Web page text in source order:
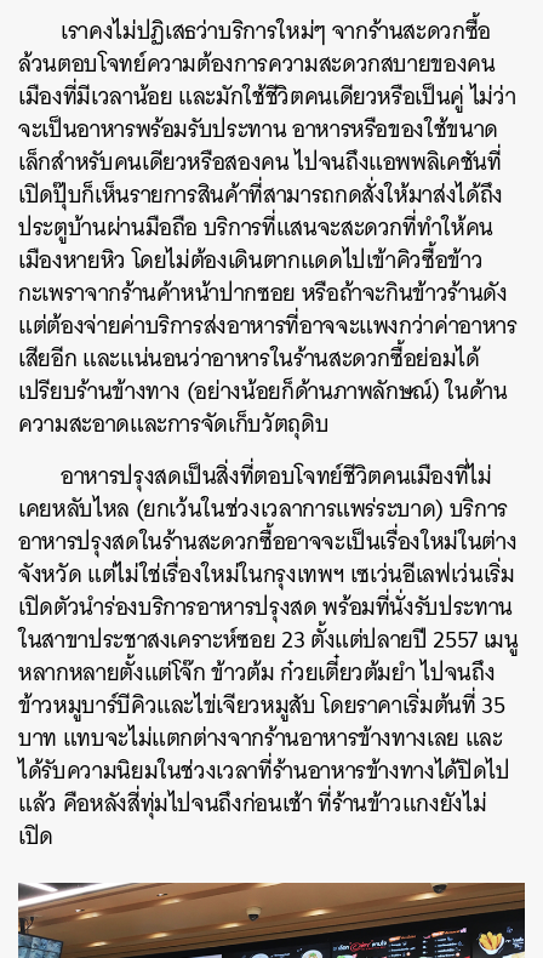
เราคงไม่ปฏิเสธว่าบริการใหม่ๆ จากร้านสะดวกซื้อ
ล้วนตอบโจทย์ความต้องการความสะดวกสบายของคน
เมืองที่มีเวลาน้อย และมักใช้ชีวิตคนเดียวหรือเป็นคู่ ไม่ว่า
จะเป็นอาหารพร้อมรับประทาน อาหารหรือของใช้ขนาด
เล็กสำหรับคนเดียวหรือสองคน ไปจนถึงแอพพลิเคชันที่
เปิดปุ๊บก็เห็นรายการสินค้าที่สามารถกดสั่งให้มาส่งได้ถึง
ประตูบ้านผ่านมือถือ บริการที่แสนจะสะดวกที่ทำให้คน
เมืองหายหิว โดยไม่ต้องเดินตากแดดไปเข้าคิวซื้อข้าว
กะเพราจากร้านค้าหน้าปากซอย หรือถ้าจะกินข้าวร้านดัง
แต่ต้องจ่ายค่าบริการส่งอาหารที่อาจจะแพงกว่าค่าอาหาร
เสียอีก และแน่นอนว่าอาหารในร้านสะดวกซื้อย่อมได้
เปรียบร้านข้างทาง (อย่างน้อยก็ด้านภาพลักษณ์) ในด้าน
ความสะอาดและการจัดเก็บวัตถุดิบ
อาหารปรุงสดเป็นสิ่งที่ตอบโจทย์ชีวิตคนเมืองที่ไม่
เคยหลับไหล (ยกเว้นในช่วงเวลาการแพร่ระบาด) บริการ
อาหารปรุงสดในร้านสะดวกซื้ออาจจะเป็นเรื่องใหม่ในต่าง
จังหวัด แต่ไม่ใช่เรื่องใหม่ในกรุงเทพฯ เซเว่นอีเลฟเว่นเริ่ม
เปิดตัวนำร่องบริการอาหารปรุงสด พร้อมที่นั่งรับประทาน
ในสาขาประชาสงเคราะห์ซอย 23 ตั้งแต่ปลายปี 2557 เมนู
หลากหลายตั้งแต่โจ๊ก ข้าวต้ม ก๋วยเตี๋ยวต้มยำ ไปจนถึง
ข้าวหมูบาร์บีคิวและไข่เจียวหมูสับ โดยราคาเริ่มต้นที่ 35
บาท แทบจะไม่แตกต่างจากร้านอาหารข้างทางเลย และ
ได้รับความนิยมในช่วงเวลาที่ร้านอาหารข้างทางได้ปิดไป
แล้ว คือหลังสี่ทุ่มไปจนถึงก่อนเช้า ที่ร้านข้าวแกงยังไม่
เปิด